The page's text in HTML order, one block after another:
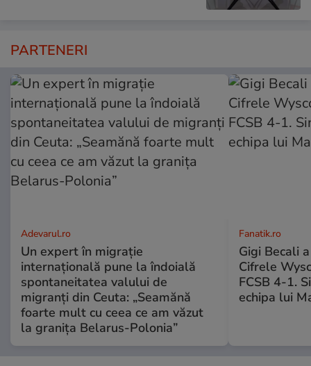
PARTENERI
Adevarul.ro
Un expert în migrație
internațională pune la îndoială
spontaneitatea valului de
migranți din Ceuta: „Seamănă
foarte mult cu ceea ce am văzut
la granița Belarus-Polonia”
Fanatik.ro
Gigi Becali
Cifrele
FCSB 4-1.
echipa lui